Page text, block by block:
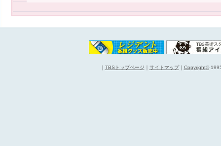
｜ TBSトップページ ｜ サイトマップ｜ Copyright©